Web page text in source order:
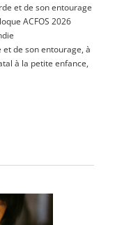
et de son entourage
ACFOS 2026
de son entourage, à
à la petite enfance,